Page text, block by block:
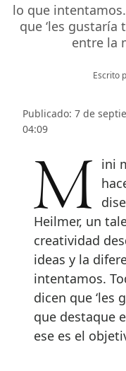
lo que
que ‘les
entre la
Escrito
Publicado: 7 de
04:09
Mini mira hacia el futuro y lo
Heilmer, un
creatividad
ideas y la
intentamos.
dicen que ‘les
que destaque
ese es el